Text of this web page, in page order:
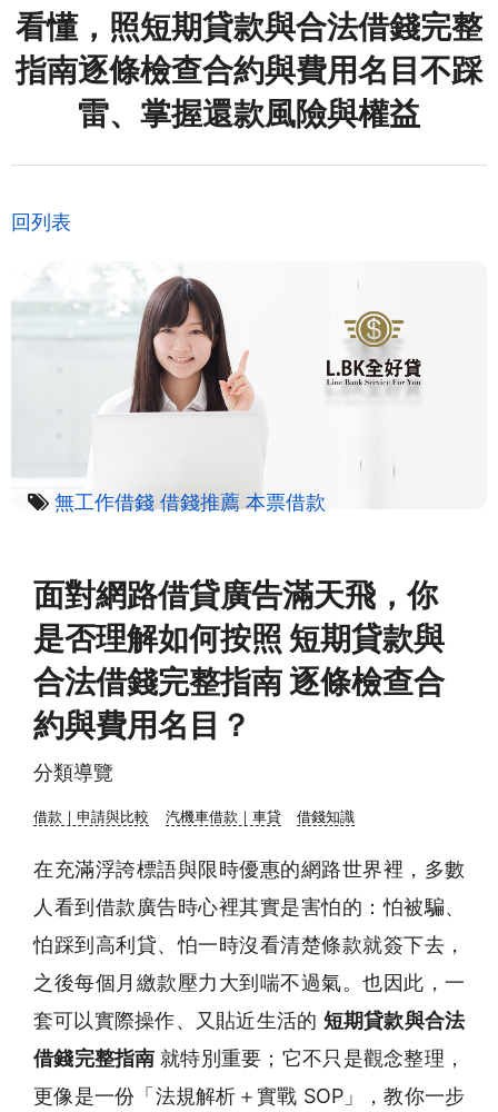
看懂，照短期貸款與合法借錢完整
指南逐條檢查合約與費用名目不踩
雷、掌握還款風險與權益
回列表
無工作借錢 借錢推薦 本票借款
面對網路借貸廣告滿天飛，你
是否理解如何按照 短期貸款與
合法借錢完整指南 逐條檢查合
約與費用名目？
分類導覽
借款｜申請與比較 汽機車借款｜車貸 借錢知識
在充滿浮誇標語與限時優惠的網路世界裡，多數
人看到借款廣告時心裡其實是害怕的：怕被騙、
怕踩到高利貸、怕一時沒看清楚條款就簽下去，
之後每個月繳款壓力大到喘不過氣。也因此，一
套可以實際操作、又貼近生活的 短期貸款與合法
借錢完整指南 就特別重要；它不只是觀念整理，
更像是一份「法規解析＋實戰 SOP」，教你一步